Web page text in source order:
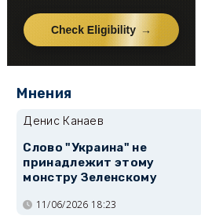
Мнения
Денис Канаев
Слово "Украина" не
принадлежит этому
монстру Зеленскому
11/06/2026 18:23